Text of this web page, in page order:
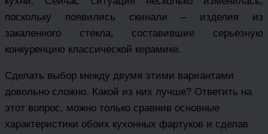
поскольку появились скинали – изделия из
закаленного стекла, составившие серьезную
конкуренцию классической керамике.
Сделать выбор между двумя этими вариантами
довольно сложно. Какой из них лучше? Ответить на
этот вопрос, можно только сравнив основные
характеристики обоих кухонных фартуков и сделав